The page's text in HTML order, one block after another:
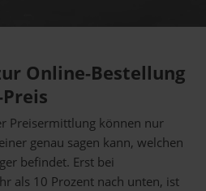
Online-Bestellung
Preisermittlung können nur
genau sagen kann, welchen
befindet. Erst bei
als 10 Prozent nach unten, ist